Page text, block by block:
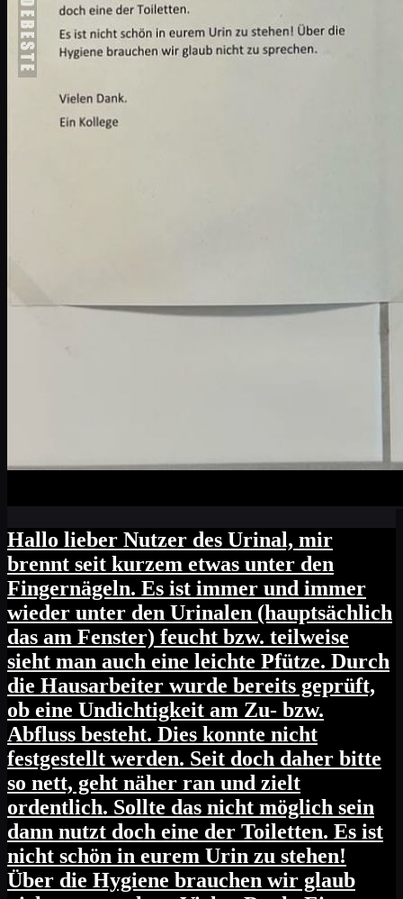
Hallo lieber Nutzer des Urinal, mir
brennt seit kurzem etwas unter den
Fingernägeln. Es ist immer und immer
wieder unter den Urinalen (hauptsächlich
das am Fenster) feucht bzw. teilweise
sieht man auch eine leichte Pfütze. Durch
die Hausarbeiter wurde bereits geprüft,
ob eine Undichtigkeit am Zu- bzw.
Abfluss besteht. Dies konnte nicht
festgestellt werden. Seit doch daher bitte
so nett, geht näher ran und zielt
ordentlich. Sollte das nicht möglich sein
dann nutzt doch eine der Toiletten. Es ist
nicht schön in eurem Urin zu stehen!
Über die Hygiene brauchen wir glaub